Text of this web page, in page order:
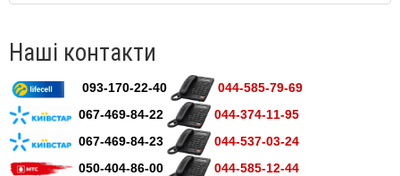
Наші контакти
093-170-22-40
044-585-79-69
067-469-84-22
044-374-11-95
067-469-84-23
044-537-03-24
050-404-86-00
044-585-12-44